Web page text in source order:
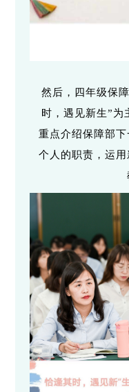
然后，四年级保
时，遇见新生”为
重点介绍保障部
个人的职责，运